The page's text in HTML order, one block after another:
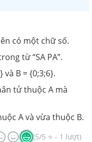
có một chữ số.
từ “SA PA”.
và B = {0;3;6}.
tử thuộc A mà
A và vừa thuộc B.
(5/5 ⭐ - 1 lượt)